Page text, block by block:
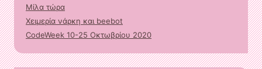
Μίλα τώρα
Χειμερία νάρκη και beebot
CodeWeek 10-25 Οκτωβρίου 2020